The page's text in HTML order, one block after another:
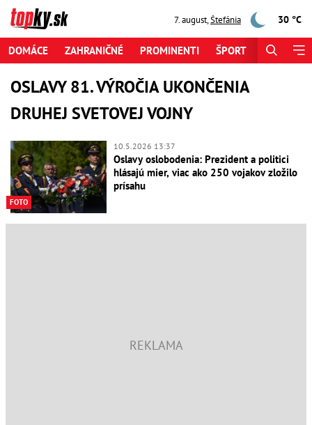
7. august,Štefánia 30 °C
DOMÁCE ZAHRANIČNÉ PROMINENTI ŠPORT
OSLAVY 81. VÝROČIA UKONČENIA
DRUHEJ SVETOVEJ VOJNY
FOTO
10.5.2026 13:37
Oslavy oslobodenia: Prezident a politici
hlásajú mier, viac ako 250 vojakov zložilo
prísahu